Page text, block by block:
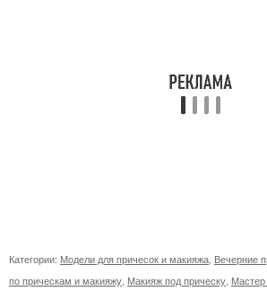
Категории: Модели для причесок и макияжа Вечерние
по прическам и макияжу Макияж под прическу